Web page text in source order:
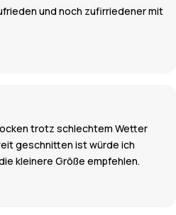
und noch zufirriedener mit
trotz schlechtem Wetter
geschnitten ist würde ich
kleinere Größe empfehlen.